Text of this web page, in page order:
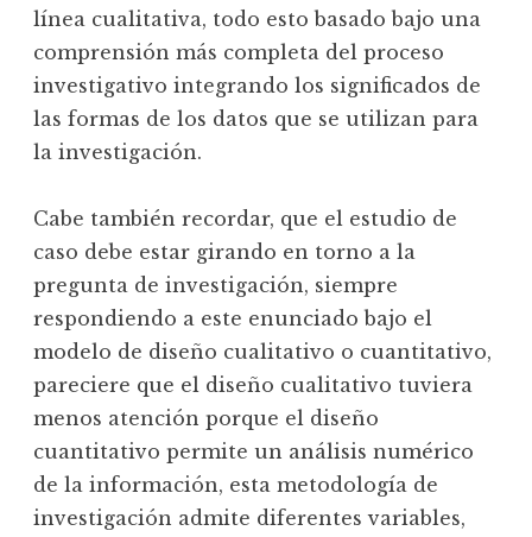
línea cualitativa, todo esto basado bajo una
comprensión más completa del proceso
investigativo integrando los significados de
las formas de los datos que se utilizan para
la investigación.
Cabe también recordar, que el estudio de
caso debe estar girando en torno a la
pregunta de investigación, siempre
respondiendo a este enunciado bajo el
modelo de diseño cualitativo o cuantitativo,
pareciere que el diseño cualitativo tuviera
menos atención porque el diseño
cuantitativo permite un análisis numérico
de la información, esta metodología de
investigación admite diferentes variables,